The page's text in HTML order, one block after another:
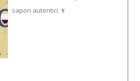
sapori autentici 🍷